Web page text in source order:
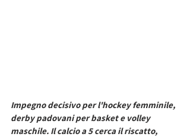
Impegno decisivo per l'hockey femminile,
derby padovani per basket e volley
maschile. Il calcio a 5 cerca il riscatto,